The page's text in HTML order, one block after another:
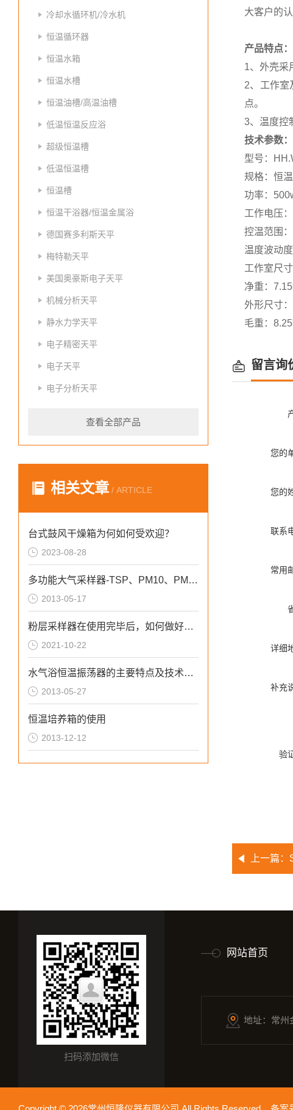
冷却水循环机/冷水机
恒温循环器
恒温水箱
恒温水槽
恒温油槽/高温油槽
低温恒温反应浴
超级恒温槽
低温恒温槽
恒温槽
恒温干浴器/恒温金属浴
德国赛多利斯天平
梅特勒天平
美国奥豪斯电子天平
机械分析天平
静水力学天平
电子精密天平
电子天平
电子分析天平
查看全部产品
相关文章 / ARTICLE
台式鼓风干燥箱为何如何受欢迎？
2023-08-28
多功能大气采样器-TSP、PM10、PM5、PM2.5同时采样的理想仪器
2013-05-17
粉层采样器在使用完毕后，如何做好收尾工作？
2021-10-22
水气浴恒温振荡器的主要特点及技术性能
2013-05-27
恒温培养箱的使用
2013-12-12
大客户的认
产品特点：
1、外壳采
2、工作室
点。
3、温度控
技术参数：
型号：
规格：恒
功率：
工作电压
控温范围
温度波动
工作室尺
净重：
外形尺寸
毛重：
留言询
您的
您的
联系
常用
详细
补充
验
上一篇：
扫码添加微信
网站首页
地址：常州